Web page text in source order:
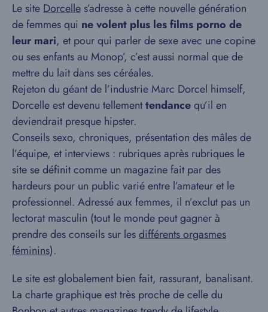
Le siteDorcelle s’adresse à cette nouvelle génération
de femmes qui ne volent plus les films porno de
leur mari, et pour qui parler de sexe avec une copine
ou ses enfants au Monop’, c’est aussi normal que de
mettre du lait dans ses céréales.
Rejeton du géant de l’industrie Marc Dorcel himself,
Dorcelle est devenu tellementtendancequ’il en
deviendrait presque hipster.
Conseils sexo, chroniques, présentation des mâles de
l’équipe, et interviews : rubriques après rubriques le
site se définit comme un magazine fait par des
hardeurs pour un public varié entre l’amateur et le
professionnel. Adressé aux femmes, il n’exclut pas un
lectorat masculin (tout le monde peut gagner à
prendre des conseils sur lesdifférents orgasmes
féminins).
Le site est globalement bien fait, rassurant, banalisant.
La charte graphique est très proche de celle du